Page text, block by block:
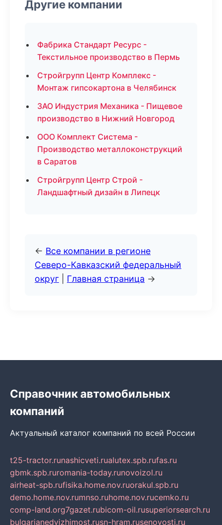
Другие компании
Фабрика Стандарт Ресурс -
Текстильное производство в Пермь
Стройгрупп Центр Комплекс -
Монтаж гипсокартона в Челябинск
ЗАО Индустрия Механика - Пищевое
производство в Нижний Новгород
ООО Комплект Система -
Производство металлоконструкций
в Саратов
Стройгрупп Центр Строй -
Ландшафтный дизайн в Липецк
← Все компании в регионе
Северо-Кавказский федеральный
округ
Главная страница →
Справочник автомобильных
компаний
Актуальный каталог компаний по всей России
t25-tractor.runashicveti.rualutex.spb.rufas.ru
gbmk.spb.ruromania-today.runovoizol.ru
airheat-spb.rufisika.home.nov.ruorakul.spb.ru
demo.home.nov.rumnso.ruhome.nov.rucemko.ru
comp-land.org7gazet.rubicom-oil.rusuperiorsearch.ru
bulgarianedvizhimost.rusn-hram.rusenovosti.ru